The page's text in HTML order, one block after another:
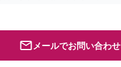
メールでお問い合わせ